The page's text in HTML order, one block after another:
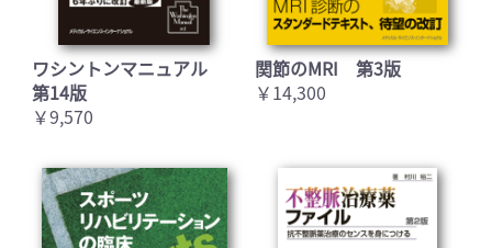
ワシントンマニュアル
第14版
￥9,570
関節のMRI 第3版
￥14,300